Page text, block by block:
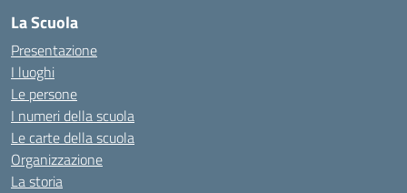
La Scuola
Presentazione
I luoghi
Le persone
I numeri della scuola
Le carte della scuola
Organizzazione
La storia